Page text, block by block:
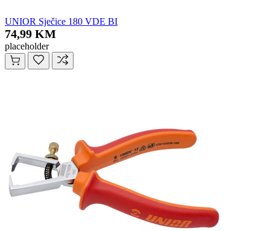
UNIOR Sječice 180 VDE BI
74,99 KM
placeholder